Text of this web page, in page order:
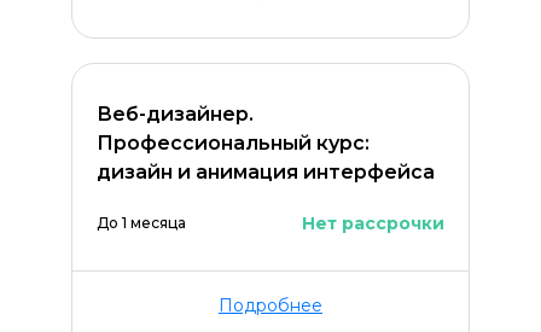
Веб-дизайнер.
Профессиональный курс:
дизайн и анимация интерфейса
До 1 месяца Нет рассрочки
Подробнее